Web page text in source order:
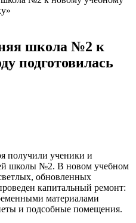
школа №2 к
подготовилась
получили ученики и
школы №2. В новом учебном
обновленных
капитальный ремонт:
материалами
и подсобные помещения.